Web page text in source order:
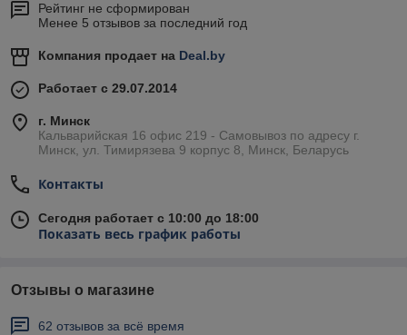
Рейтинг не сформирован
Менее 5 отзывов за последний год
Компания продает на Deal.by
Работает с 29.07.2014
г. Минск
Кальварийская 16 офис 219 - Самовывоз по адресу г.
Минск, ул. Тимирязева 9 корпус 8, Минск, Беларусь
Контакты
Сегодня работает с 10:00 до 18:00
Показать весь график работы
Отзывы о магазине
62 отзывов за всё время